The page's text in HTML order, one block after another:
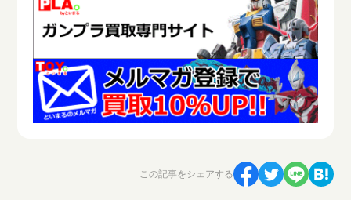
この記事をシェアする